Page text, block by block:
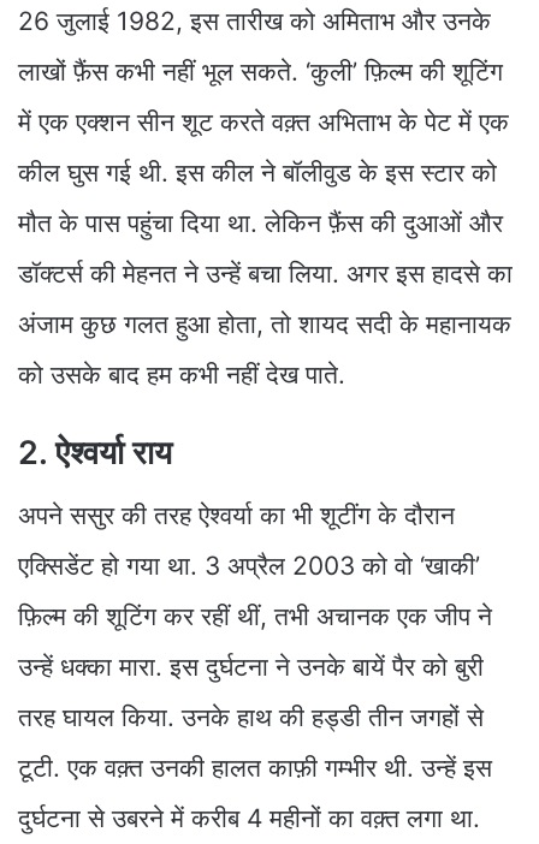
26 जुलाई 1982, इस तारीख को अमिताभ और उनके
लाखों फ़ैंस कभी नहीं भूल सकते. ‘कुली’ फ़िल्म की शूटिंग
में एक एक्शन सीन शूट करते वक़्त अभिताभ के पेट में एक
कील घुस गई थी. इस कील ने बॉलीवुड के इस स्टार को
मौत के पास पहुंचा दिया था. लेकिन फ़ैंस की दुआओं और
डॉक्टर्स की मेहनत ने उन्हें बचा लिया. अगर इस हादसे का
अंजाम कुछ गलत हुआ होता, तो शायद सदी के महानायक
को उसके बाद हम कभी नहीं देख पाते.
2. ऐश्वर्या राय
अपने ससुर की तरह ऐश्वर्या का भी शूटींग के दौरान
एक्सिडेंट हो गया था. 3 अप्रैल 2003 को वो ‘खाकी’
फ़िल्म की शूटिंग कर रहीं थीं, तभी अचानक एक जीप ने
उन्हें धक्का मारा. इस दुर्घटना ने उनके बायें पैर को बुरी
तरह घायल किया. उनके हाथ की हड्डी तीन जगहों से
टूटी. एक वक़्त उनकी हालत काफ़ी गम्भीर थी. उन्हें इस
दुर्घटना से उबरने में करीब 4 महीनों का वक़्त लगा था.